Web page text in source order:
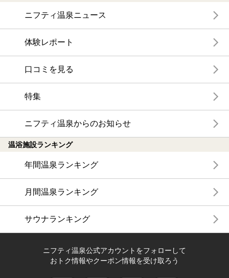
ニフティ温泉ニュース
体験レポート
口コミを見る
特集
ニフティ温泉からのお知らせ
温浴施設ランキング
年間温泉ランキング
月間温泉ランキング
サウナランキング
ニフティ温泉公式アカウントをフォローして
おトク情報やクーポン情報を受け取ろう